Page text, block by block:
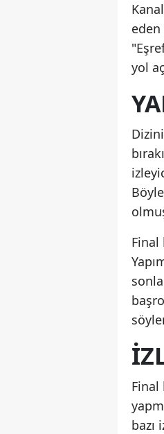
eden
yol
Final
Final
bazı